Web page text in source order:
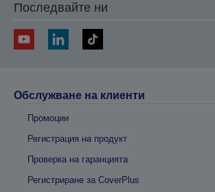
Последвайте ни
Обслужване на клиенти
Промоции
Регистрация на продукт
Проверка на гаранцията
Регистриране за CoverPlus